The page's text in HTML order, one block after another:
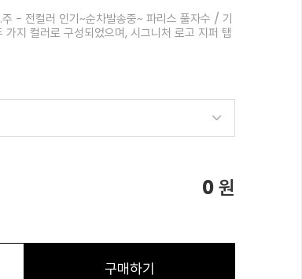
- 전컬러 인기~순차발송중~ 파리스 풀자수 / 기
지 컬러로 구성되었으며, 시그니처 로고 지퍼 탭
0원
구매하기